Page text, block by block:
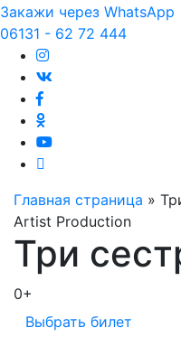
Закажи через WhatsApp
06131 - 62 72 444
Главная страница »
Artist Production
Три
0+
Выбрать билет